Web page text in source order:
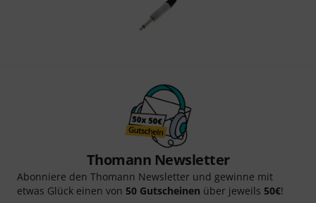
Thomann Newsletter
Abonniere den Thomann Newsletter und gewinne mit
etwas Glück einen von 50 Gutscheinen über jeweils 50€!